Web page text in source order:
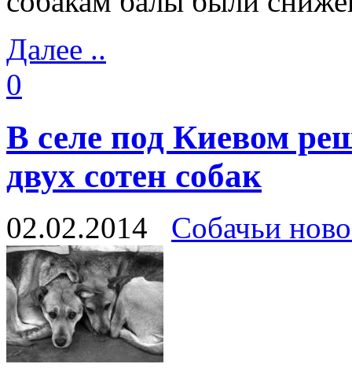
Далее ..
0
В селе под Киевом
двух сотен собак
02.02.2014 Собачьи